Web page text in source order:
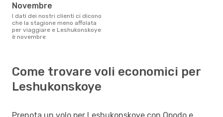
novembre
I dati dei nostri clienti ci dicono
che la stagione meno affolata
per viaggiare e Leshukonskoye
è novembre
Come trovare voli economici per
Leshukonskoye